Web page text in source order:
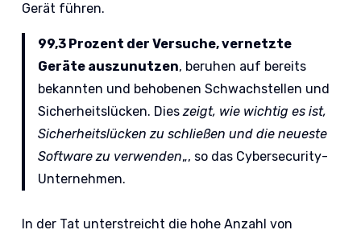
Gerät führen.
99,3 Prozent der Versuche, vernetzte
Geräte auszunutzen, beruhen auf bereits
bekannten und behobenen Schwachstellen und
Sicherheitslücken. Dieszeigt, wie wichtig es ist,
Sicherheitslücken zu schließen und die neueste
Software zu verwenden„, so das Cybersecurity-
Unternehmen.
In der Tat unterstreicht die hohe Anzahl von